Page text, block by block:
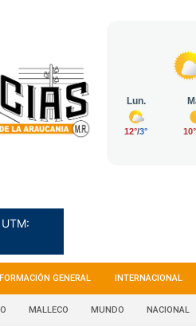
GENERAL INTERNACIONAL
MALLECO MUNDO NACIONAL